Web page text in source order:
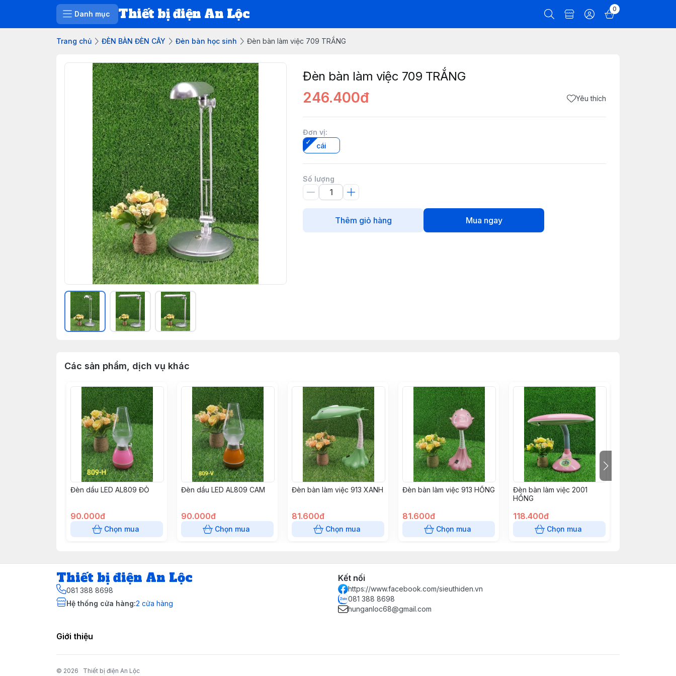
Danh mục Thiết bị điện An Lộc 0
Trang chủ ĐÈN BÀN ĐÈN CÂY Đèn bàn học sinh Đèn bàn làm việc 709 TRẮNG
Đèn bàn làm việc 709 TRẮNG
246.400đ Yêu thích
Đơn vị:
cái
Số lượng
Thêm giỏ hàng Mua ngay
Các sản phẩm, dịch vụ khác
Đèn dầu LED AL809 ĐỎ
90.000đ
Chọn mua
Đèn dầu LED AL809 CAM
90.000đ
Chọn mua
Đèn bàn làm việc 913 XANH
81.600đ
Chọn mua
Đèn bàn làm việc 913 HỒNG
81.600đ
Chọn mua
Đèn bàn làm việc 2001
HỒNG
118.400đ
Chọn mua
Thiết bị điện An Lộc
081 388 8698
Hệ thống cửa hàng:2 cửa hàng
Kết nối
https://www.facebook.com/sieuthiden.vn
081 388 8698
hunganloc68@gmail.com
Giới thiệu
© 2026 Thiết bị điện An Lộc